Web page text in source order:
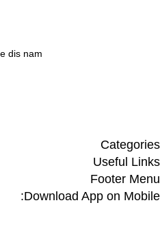
dis nam
Categories
Useful Links
Footer Menu
Download App on Mobile: